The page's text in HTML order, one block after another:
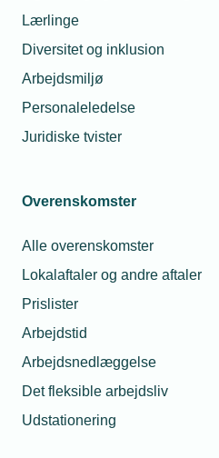
Lærlinge
Diversitet og inklusion
Arbejdsmiljø
Personaleledelse
Juridiske tvister
Overenskomster
Alle overenskomster
Lokalaftaler og andre aftaler
Prislister
Arbejdstid
Arbejdsnedlæggelse
Det fleksible arbejdsliv
Udstationering
17. juni 2024
Kunstig intelligens: "Vi
tabte kæben"
Ledergruppen hos John Jensen
intelligens bringer, da TEKNIQ
ved et læringsseminar i